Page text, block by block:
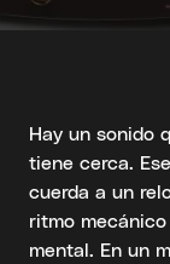
Hay un sonido
tiene cerca.
cuerda a un
ritmo
mental. En un